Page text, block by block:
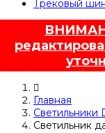
Трековый
Главная
Светильники
Светильник